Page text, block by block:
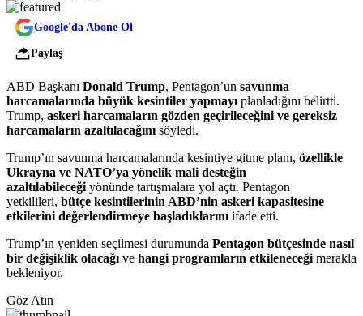
Google'da Abone Ol
Paylaş
ABD Başkanı Donald Trump, Pentagon’un savunma
harcamalarında büyük kesintiler yapmayı planladığını belirtti.
Trump, askeri harcamaların gözden geçirileceğini ve gereksiz
harcamaların azaltılacağını söyledi.
Trump’ın savunma harcamalarında kesintiye gitme planı, özellikle
Ukrayna ve NATO’ya yönelik mali desteğin
azaltılabileceği yönünde tartışmalara yol açtı. Pentagon
yetkilileri, bütçe kesintilerinin ABD’nin askeri kapasitesine
etkilerini değerlendirmeye başladıklarını ifade etti.
Trump’ın yeniden seçilmesi durumunda Pentagon bütçesinde nasıl
bir değişiklik olacağı ve hangi programların etkileneceği merakla
bekleniyor.
Göz Atın